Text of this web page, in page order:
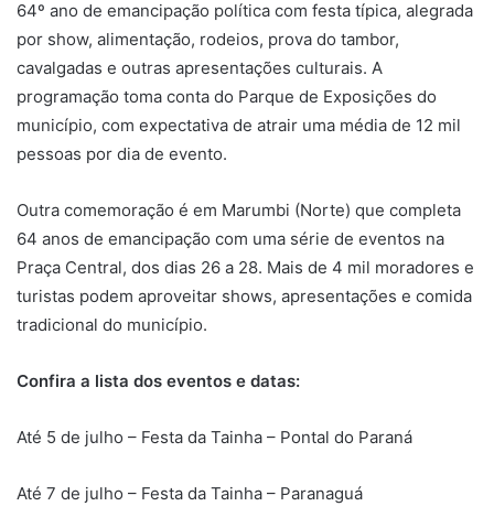
64º ano de emancipação política com festa típica, alegrada
por show, alimentação, rodeios, prova do tambor,
cavalgadas e outras apresentações culturais. A
programação toma conta do Parque de Exposições do
município, com expectativa de atrair uma média de 12 mil
pessoas por dia de evento.
Outra comemoração é em Marumbi (Norte) que completa
64 anos de emancipação com uma série de eventos na
Praça Central, dos dias 26 a 28. Mais de 4 mil moradores e
turistas podem aproveitar shows, apresentações e comida
tradicional do município.
Confira a lista dos eventos e datas:
Até 5 de julho – Festa da Tainha – Pontal do Paraná
Até 7 de julho – Festa da Tainha – Paranaguá